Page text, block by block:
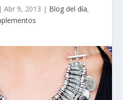
| Abr 9, 2013 | Blog del día,